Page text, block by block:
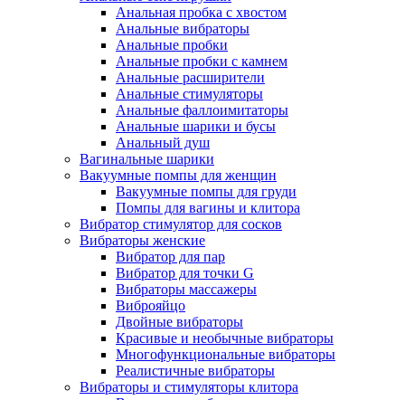
Анальная пробка с хвостом
Анальные вибраторы
Анальные пробки
Анальные пробки с камнем
Анальные расширители
Анальные стимуляторы
Анальные фаллоимитаторы
Анальные шарики и бусы
Анальный душ
Вагинальные шарики
Вакуумные помпы для женщин
Вакуумные помпы для груди
Помпы для вагины и клитора
Вибратор стимулятор для сосков
Вибраторы женские
Вибратор для пар
Вибратор для точки G
Вибраторы массажеры
Виброяйцо
Двойные вибраторы
Красивые и необычные вибраторы
Многофункциональные вибраторы
Реалистичные вибраторы
Вибраторы и стимуляторы клитора